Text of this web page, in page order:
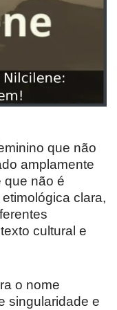
que não
amplamente
que não é
clara,
cultural e
o nome
singularidade e